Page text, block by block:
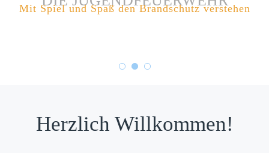
Herzlich Willkommen!